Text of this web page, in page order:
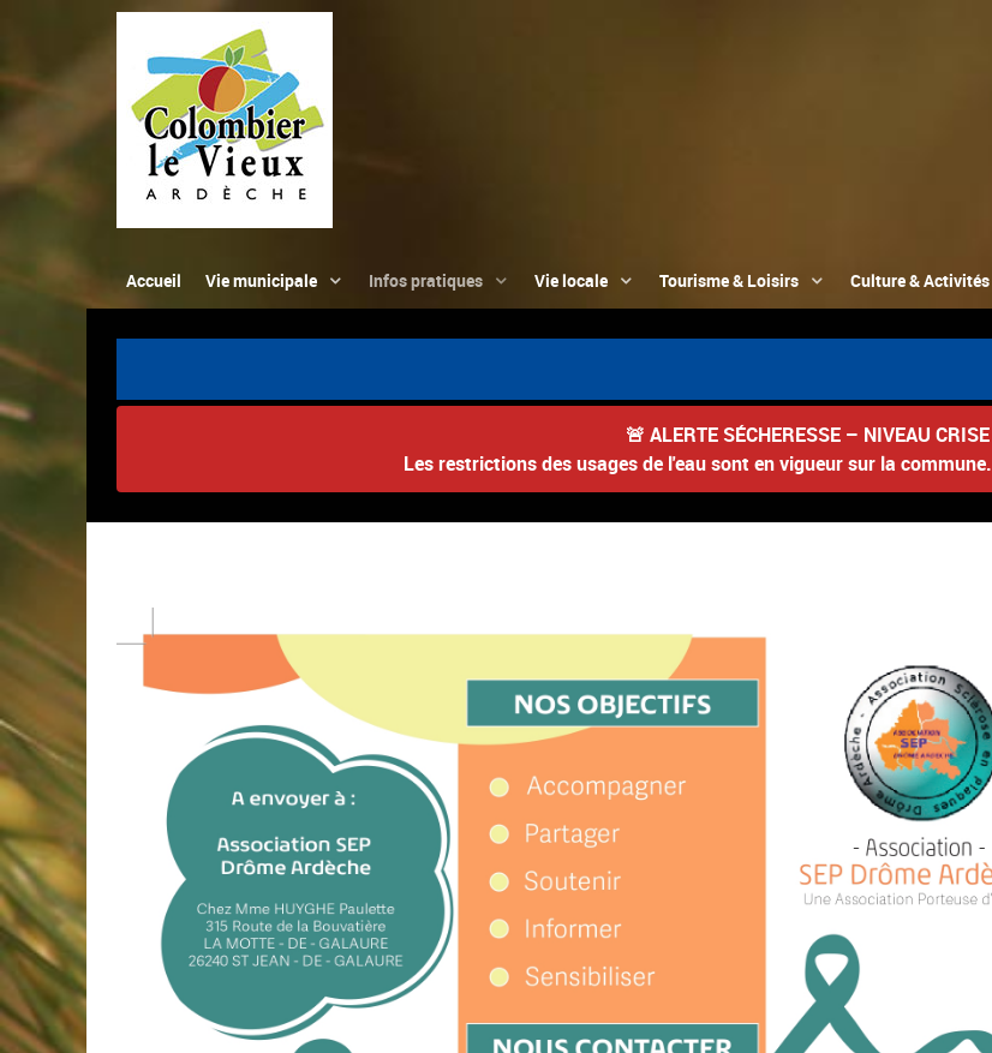
Accueil Vie municipale Infos pratiques Vie locale Tourisme & Loisirs Culture & Activités
🚨 ALERTE SÉCHERESSE – NIVEAU CRISE
Les restrictions des usages de l'eau sont en vigueur sur la commune.